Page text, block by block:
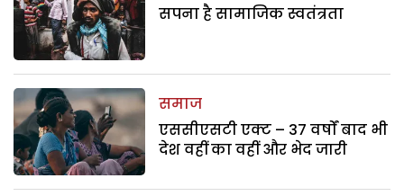
सपना है सामाजिक स्वतंत्रता
समाज
एससीएसटी एक्ट – 37 वर्षों बाद भी
देश वहीं का वहीं और भेद जारी